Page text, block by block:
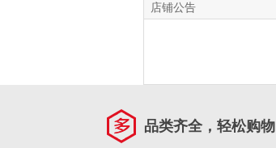
店铺公告
品类齐全，轻松购物